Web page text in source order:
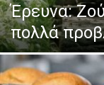
Έρευνα:
πολλά